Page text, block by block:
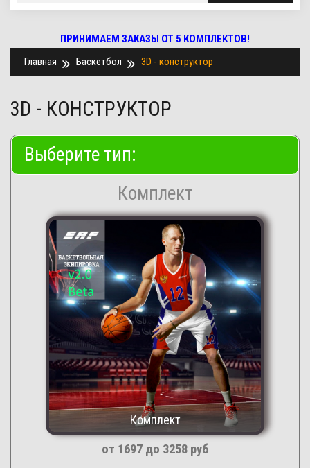
ПРИНИМАЕМ ЗАКАЗЫ ОТ 5 КОМПЛЕКТОВ!
Главная
Баскетбол 3D - конструктор
3D - КОНСТРУКТОР
Выберите тип:
Комплект
Комплект
от 1697 до 3258 руб